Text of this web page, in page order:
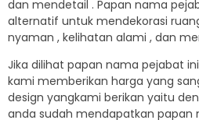
dan mendetail . Papan nama
alternatif untuk mendekorasi
nyaman , kelihatan alami , dan
Jika dilihat papan nama pejabat
kami memberikan harga yang
design yangkami berikan yaitu
anda sudah mendapatkan papan